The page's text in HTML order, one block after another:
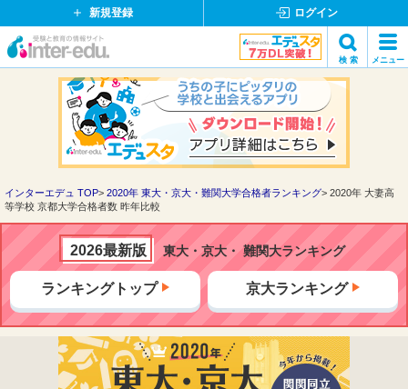
新規登録 ログイン
イ
ド
ッ
ト
検 索 メニュー
検索
インターエデュ TOP 2020年 東大・京大・難関大学合格者ランキング
2020年 大妻高
等学校 京都大学合格者数 昨年比較
2026最新版 東大・京大・ 難関大ランキング
ランキングトップ 京大ランキング